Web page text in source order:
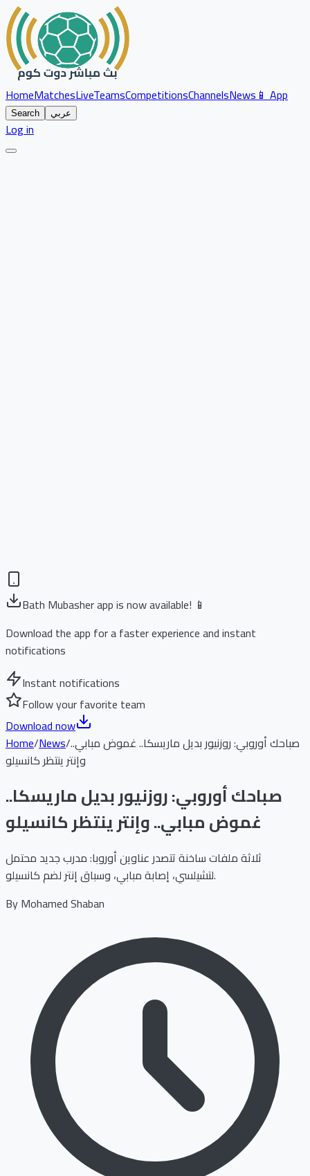
HomeMatchesLiveTeamsCompetitionsChannelsNews📱 App
Search عربي
Log in
Bath Mubasher app is now available! 📱
Download the app for a faster experience and instant
notifications
Instant notifications
Follow your favorite team
Download now
Home/News/صباحك أوروبي: روزنيور بديل ماريسكا.. غموض مبابي..
وإنتر ينتظر كانسيلو
صباحك أوروبي: روزنيور بديل ماريسكا..
غموض مبابي.. وإنتر ينتظر كانسيلو
ثلاثة ملفات ساخنة تتصدر عناوين أوروبا: مدرب جديد محتمل
لتشيلسي، إصابة مبابي، وسباق إنتر لضم كانسيلو.
ByMohamed Shaban